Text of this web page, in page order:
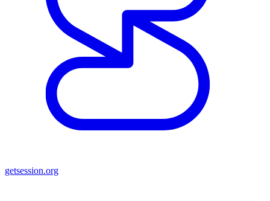
getsession.org